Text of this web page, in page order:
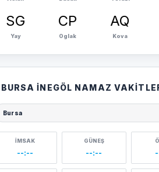
SG
Yay
CP
Oglak
AQ
Kova
BURSA İNEGÖL NAMAZ
seçin
İMSAK
--:--
GÜNEŞ
--:--